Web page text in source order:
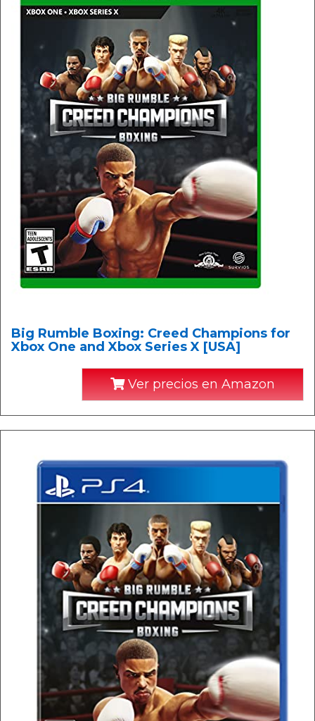
Big Rumble Boxing: Creed Champions for
Xbox One and Xbox Series X [USA]
Ver precios en Amazon